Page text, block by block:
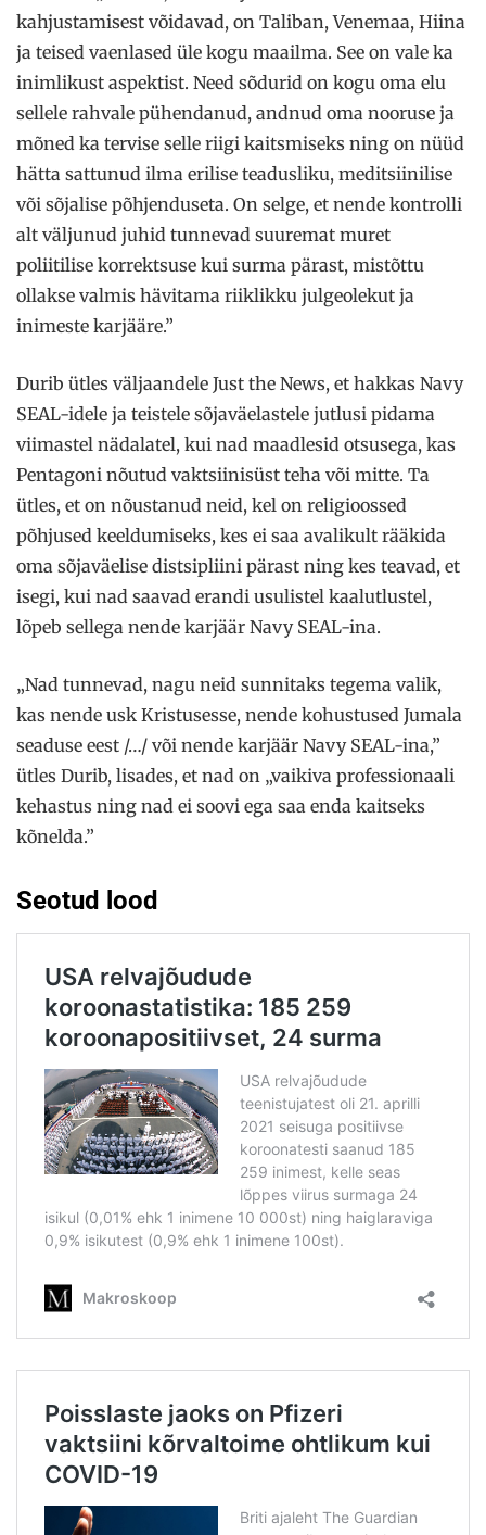
kahjustamisest võidavad, on Taliban, Venemaa, Hiina
ja teised vaenlased üle kogu maailma. See on vale ka
inimlikust aspektist. Need sõdurid on kogu oma elu
sellele rahvale pühendanud, andnud oma nooruse ja
mõned ka tervise selle riigi kaitsmiseks ning on nüüd
hätta sattunud ilma erilise teadusliku, meditsiinilise
või sõjalise põhjenduseta. On selge, et nende kontrolli
alt väljunud juhid tunnevad suuremat muret
poliitilise korrektsuse kui surma pärast, mistõttu
ollakse valmis hävitama riiklikku julgeolekut ja
inimeste karjääre.”
Durib ütles väljaandele Just the News, et hakkas Navy
SEAL-idele ja teistele sõjaväelastele jutlusi pidama
viimastel nädalatel, kui nad maadlesid otsusega, kas
Pentagoni nõutud vaktsiinisüst teha või mitte. Ta
ütles, et on nõustanud neid, kel on religioossed
põhjused keeldumiseks, kes ei saa avalikult rääkida
oma sõjaväelise distsipliini pärast ning kes teavad, et
isegi, kui nad saavad erandi usulistel kaalutlustel,
lõpeb sellega nende karjäär Navy SEAL-ina.
„Nad tunnevad, nagu neid sunnitaks tegema valik,
kas nende usk Kristusesse, nende kohustused Jumala
seaduse eest /…/ või nende karjäär Navy SEAL-ina,”
ütles Durib, lisades, et nad on „vaikiva professionaali
kehastus ning nad ei soovi ega saa enda kaitseks
kõnelda.”
Seotud lood